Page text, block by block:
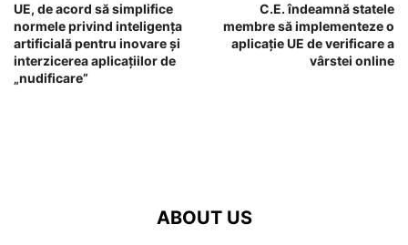
UE, de acord să simplifice
normele privind inteligența
artificială pentru inovare și
interzicerea aplicațiilor de
„nudificare”
C.E. îndeamnă statele
membre să implementeze o
aplicație UE de verificare a
vârstei online
ABOUT US